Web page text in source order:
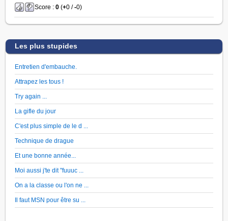
Score :0 (+0 /-0)
Les plus stupides
Entretien d'embauche.
Attrapez les tous !
Try again ...
La gifle du jour
C'est plus simple de le d ...
Technique de drague
Et une bonne année...
Moi aussi j'te dit "fuuuc ...
On a la classe ou l'on ne ...
Il faut MSN pour être su ...